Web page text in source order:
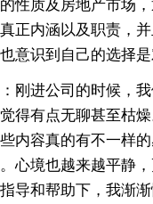
性质及房地产市场
正内涵以及职责，
意识到自己的选择是
进公司的时候，我
得有点无聊甚至枯
内容真的有不一样
心境也越来越平静，
导和帮助下，我渐